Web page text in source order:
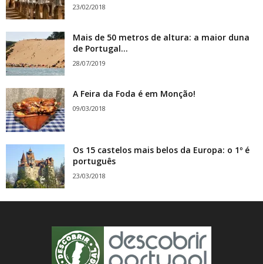
23/02/2018
Mais de 50 metros de altura: a maior duna
de Portugal...
28/07/2019
A Feira da Foda é em Monção!
09/03/2018
Os 15 castelos mais belos da Europa: o 1º é
português
23/03/2018